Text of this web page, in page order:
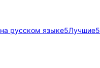
русском языке5Лучшие5